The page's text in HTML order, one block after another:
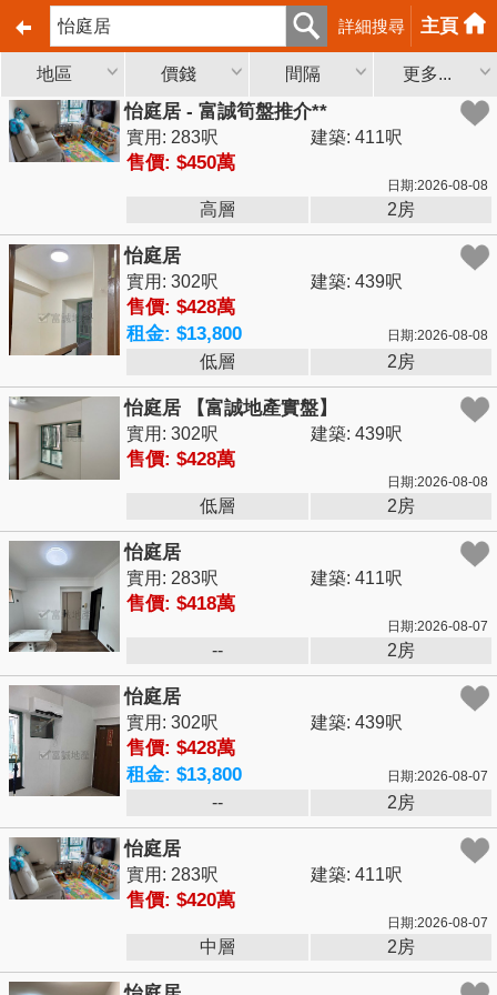
詳細搜尋 主頁
地區 價錢 間隔 更多...
怡庭居 - 富誠筍盤推介**
實用: 283呎 建築: 411呎
售價: $450萬
日期:2026-08-08
高層 2房
怡庭居
實用: 302呎 建築: 439呎
售價: $428萬
租金: $13,800
日期:2026-08-08
低層 2房
怡庭居 【富誠地產實盤】
實用: 302呎 建築: 439呎
售價: $428萬
日期:2026-08-08
低層 2房
怡庭居
實用: 283呎 建築: 411呎
售價: $418萬
日期:2026-08-07
-- 2房
怡庭居
實用: 302呎 建築: 439呎
售價: $428萬
租金: $13,800
日期:2026-08-07
-- 2房
怡庭居
實用: 283呎 建築: 411呎
售價: $420萬
日期:2026-08-07
中層 2房